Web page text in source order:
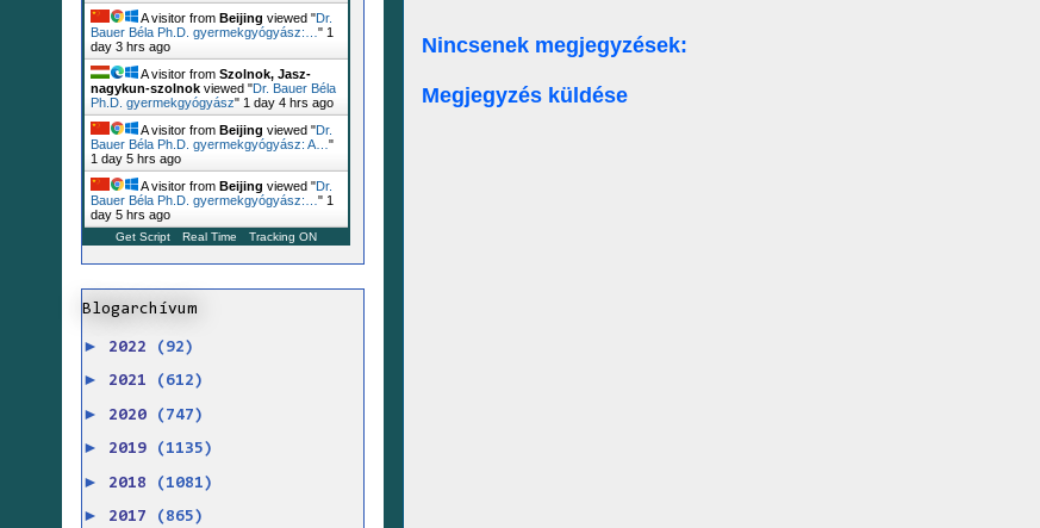
Nincsenek megjegyzések:
Megjegyzés küldése
A visitor from Beijing viewed "Dr.
Bauer Béla Ph.D. gyermekgyógyász:… " 1
day 3 hrs ago
A visitor from Szolnok, Jasz-
nagykun-szolnok viewed "Dr. Bauer Béla
Ph.D. gyermekgyógyász" 1 day 4 hrs ago
A visitor from Beijing viewed "Dr.
Bauer Béla Ph.D. gyermekgyógyász: A… "
1 day 5 hrs ago
A visitor from Beijing viewed "Dr.
Bauer Béla Ph.D. gyermekgyógyász:… " 1
day 5 hrs ago
Get Script Real Time Tracking ON
Blogarchívum
► 2022 (92)
► 2021 (612)
► 2020 (747)
► 2019 (1135)
► 2018 (1081)
► 2017 (865)